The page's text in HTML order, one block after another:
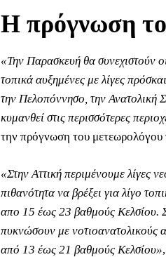
Η πρόγνωση
«Την Παρασκευή θα συνεχιστούν
τοπικά αυξημένες με λίγες
την Πελοπόννησο, την Ανατολική
κυμανθεί στις περισσότερες
την πρόγνωση του
«Στην Αττική περιμένουμε λίγες
πιθανότητα να βρέξει για λίγο
απο 15 έως 23 βαθμούς Κελσίου.
πυκνώσουν με νοτιοανατολικούς
από 13 έως 21 βαθμούς Κελσίου»